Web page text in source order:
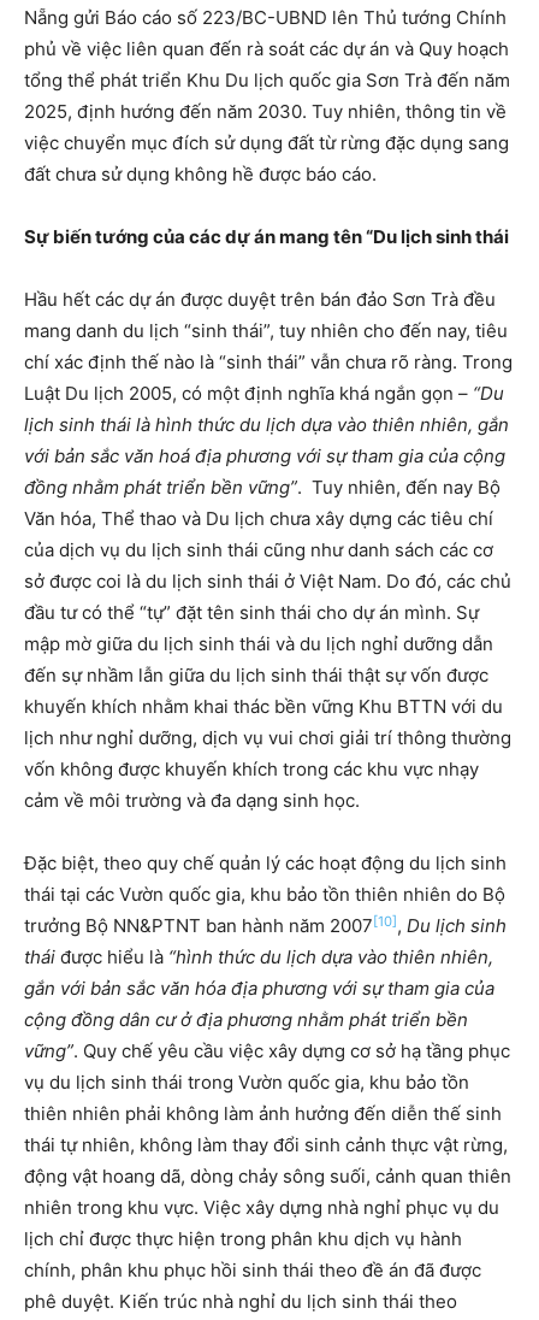
Nẵng gửi Báo cáo số 223/BC-UBND lên Thủ tướng Chính
phủ về việc liên quan đến rà soát các dự án và Quy hoạch
tổng thể phát triển Khu Du lịch quốc gia Sơn Trà đến năm
2025, định hướng đến năm 2030. Tuy nhiên, thông tin về
việc chuyển mục đích sử dụng đất từ rừng đặc dụng sang
đất chưa sử dụng không hề được báo cáo.
Sự biến tướng của các dự án mang tên “Du lịch sinh thái
Hầu hết các dự án được duyệt trên bán đảo Sơn Trà đều
mang danh du lịch “sinh thái”, tuy nhiên cho đến nay, tiêu
chí xác định thế nào là “sinh thái” vẫn chưa rõ ràng. Trong
Luật Du lịch 2005, có một định nghĩa khá ngắn gọn – “Du
lịch sinh thái là hình thức du lịch dựa vào thiên nhiên, gắn
với bản sắc văn hoá địa phương với sự tham gia của cộng
đồng nhằm phát triển bền vững”. Tuy nhiên, đến nay Bộ
Văn hóa, Thể thao và Du lịch chưa xây dựng các tiêu chí
của dịch vụ du lịch sinh thái cũng như danh sách các cơ
sở được coi là du lịch sinh thái ở Việt Nam. Do đó, các chủ
đầu tư có thể “tự” đặt tên sinh thái cho dự án mình. Sự
mập mờ giữa du lịch sinh thái và du lịch nghỉ dưỡng dẫn
đến sự nhầm lẫn giữa du lịch sinh thái thật sự vốn được
khuyến khích nhằm khai thác bền vững Khu BTTN với du
lịch như nghỉ dưỡng, dịch vụ vui chơi giải trí thông thường
vốn không được khuyến khích trong các khu vực nhạy
cảm về môi trường và đa dạng sinh học.
Đặc biệt, theo quy chế quản lý các hoạt động du lịch sinh
thái tại các Vườn quốc gia, khu bảo tồn thiên nhiên do Bộ
trưởng Bộ NN&PTNT ban hành năm 2007[10], Du lịch sinh
thái được hiểu là “hình thức du lịch dựa vào thiên nhiên,
gắn với bản sắc văn hóa địa phương với sự tham gia của
cộng đồng dân cư ở địa phương nhằm phát triển bền
vững”. Quy chế yêu cầu việc xây dựng cơ sở hạ tầng phục
vụ du lịch sinh thái trong Vườn quốc gia, khu bảo tồn
thiên nhiên phải không làm ảnh hưởng đến diễn thế sinh
thái tự nhiên, không làm thay đổi sinh cảnh thực vật rừng,
động vật hoang dã, dòng chảy sông suối, cảnh quan thiên
nhiên trong khu vực. Việc xây dựng nhà nghỉ phục vụ du
lịch chỉ được thực hiện trong phân khu dịch vụ hành
chính, phân khu phục hồi sinh thái theo đề án đã được
phê duyệt. Kiến trúc nhà nghỉ du lịch sinh thái theo